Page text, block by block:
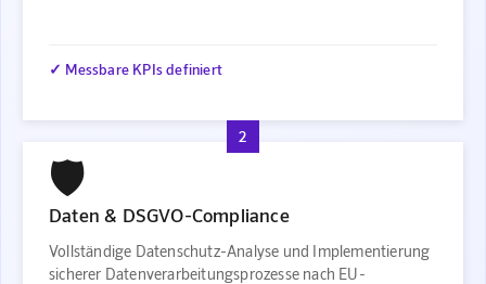
✓ Messbare KPIs definiert
2
🛡️
Daten & DSGVO-Compliance
Vollständige Datenschutz-Analyse und Implementierung
sicherer Datenverarbeitungsprozesse nach EU-